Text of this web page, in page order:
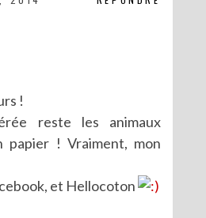
!
reste les animaux
papier ! Vraiment, mon
et Hellocoton